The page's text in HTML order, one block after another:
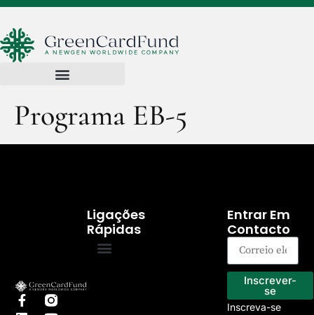
Programa EB-5
Ligações
Rápidas
Entrar Em
Contacto
Inscrever-
se
Inscreva-se